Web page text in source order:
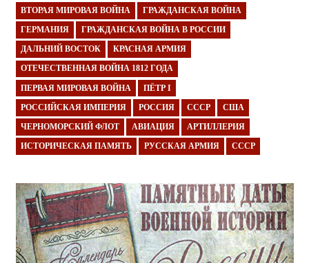
ВТОРАЯ МИРОВАЯ ВОЙНА ГРАЖДАНСКАЯ ВОЙНА
ГЕРМАНИЯ ГРАЖДАНСКАЯ ВОЙНА В РОССИИ
ДАЛЬНИЙ ВОСТОК КРАСНАЯ АРМИЯ
ОТЕЧЕСТВЕННАЯ ВОЙНА 1812 ГОДА
ПЕРВАЯ МИРОВАЯ ВОЙНА ПЁТР I
РОССИЙСКАЯ ИМПЕРИЯ РОССИЯ СССР США
ЧЕРНОМОРСКИЙ ФЛОТ АВИАЦИЯ АРТИЛЛЕРИЯ
ИСТОРИЧЕСКАЯ ПАМЯТЬ РУССКАЯ АРМИЯ СССР